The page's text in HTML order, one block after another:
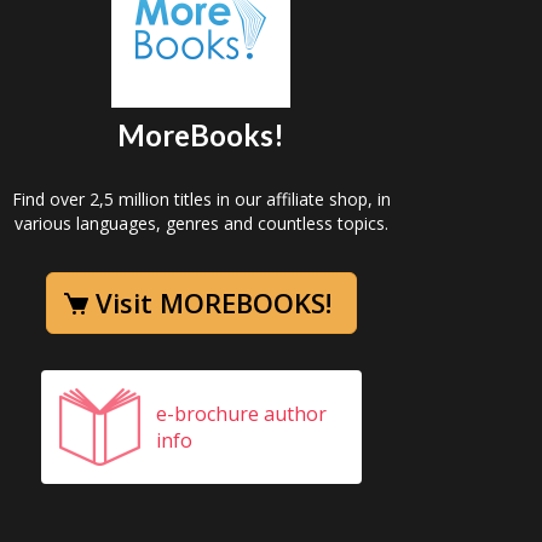
MoreBooks!
Find over 2,5 million titles in our affiliate shop, in
various languages, genres and countless topics.
Visit MOREBOOKS!
e-brochure author
info